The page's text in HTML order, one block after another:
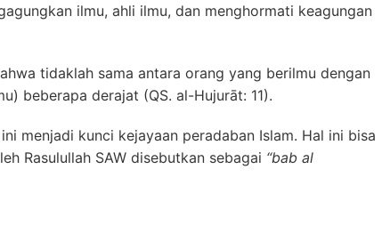
ilmu, ahli ilmu, dan menghormati keagungan
tidaklah sama antara orang yang berilmu dengan
beberapa derajat (QS. al-Hujurāt: 11).
menjadi kunci kejayaan peradaban Islam. Hal ini bisa
Rasulullah SAW disebutkan sebagai “bab al